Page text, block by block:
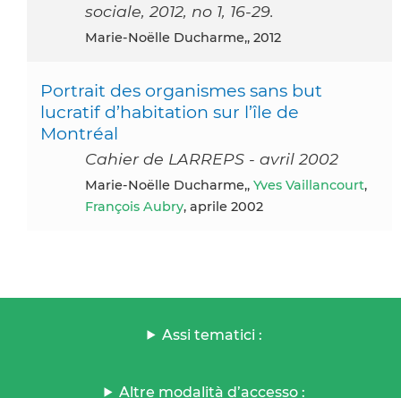
sociale, 2012, no 1, 16-29.
Marie-Noëlle Ducharme,, 2012
Portrait des organismes sans but
lucratif d’habitation sur l’île de
Montréal
Cahier de LARREPS - avril 2002
Marie-Noëlle Ducharme,, Yves Vaillancourt,
François Aubry, aprile 2002
Assi tematici :
Altre modalità d’accesso :